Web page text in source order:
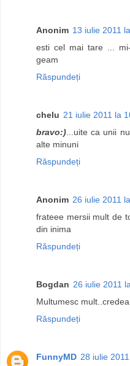
Anonim 13 iulie 2011
esti cel mai tare ...
geam
Răspundeți
chelu 21 iulie 2011 la
bravo:)...uite ca unii
alte minuni
Răspundeți
Anonim 26 iulie 2011
frateee mersii mult de
din inima
Răspundeți
Bogdan 26 iulie 2011
Multumesc
Răspundeți
FunnyMD 28 iulie